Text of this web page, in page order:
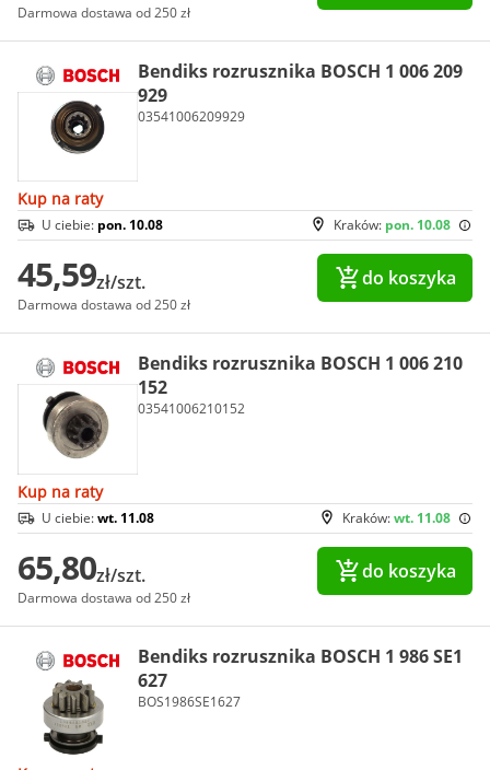
Darmowa dostawa od 250 zł
Bendiks rozrusznika BOSCH 1 006 209
929
03541006209929
Kup na raty
Kraków: pon. 10.08
U ciebie: pon. 10.08
45,59zł/szt.
Darmowa dostawa od 250 zł
do koszyka
Bendiks rozrusznika BOSCH 1 006 210
152
03541006210152
Kup na raty
Kraków:wt. 11.08
U ciebie:wt. 11.08
65,80zł/szt.
Darmowa dostawa od 250 zł
do koszyka
Bendiks rozrusznika BOSCH 1 986 SE1
627
BOS1986SE1627